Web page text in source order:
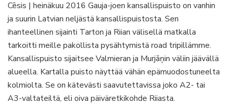
ja
keskiaikaisten
linnojen
kansallispuisto
Cēsis | heinäkuu 2016 Gauja-joen kansallispuisto on vanhin
ja suurin Latvian neljästä kansallispuistosta. Sen
ihanteellinen sijainti Tarton ja Riian välisellä matkalla
tarkoitti meille pakollista pysähtymistä road tripillämme.
Kansallispuisto sijaitsee Valmieran ja Murjāņin väliin jäävällä
alueella. Kartalla puisto näyttää vähän epämuodostuneelta
kolmiolta. Se on kätevästi saavutettavissa joko A2- tai
A3-valtateiltä, eli oiva päiväretkikohde Riiasta.